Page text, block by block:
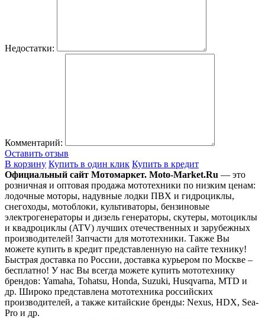
Недостатки:
Комментарий:
Оставить отзыв
В корзину Купить в один клик Купить в кредит
Официальный сайт Мотомаркет. Moto-Market.Ru — это
розничная и оптовая продажа мототехники по низким ценам:
лодочные моторы, надувные лодки ПВХ и гидроциклы,
снегоходы, мотоблоки, культиваторы, бензиновые
электрогенераторы и дизель генераторы, скутеры, мотоциклы
и квадроциклы (ATV) лучших отечественных и зарубежных
производителей! Запчасти для мототехники. Также Вы
можете купить в кредит представленную на сайте технику!
Быстрая доставка по России, доставка курьером по Москве –
бесплатно! У нас Вы всегда можете купить мототехнику
брендов: Yamaha, Tohatsu, Honda, Suzuki, Husqvarna, MTD и
др. Широко представлена мототехника российских
производителей, а также китайские бренды: Nexus, HDX, Sea-
Pro и др.